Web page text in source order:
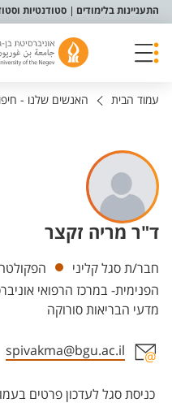
תפריט נגישות
התעניינות בלימודים סטודנטיות
עמוד הבית האנשים שלנו -
ד"ר מריה זקצר
יחידות
חבר/ת סגל קליני
הפנימית- במרכז הרפואי
מדעי הבריאות סורוקה
spivakma@bgu.ac.il
כניסת סגל לעדכון פרטים